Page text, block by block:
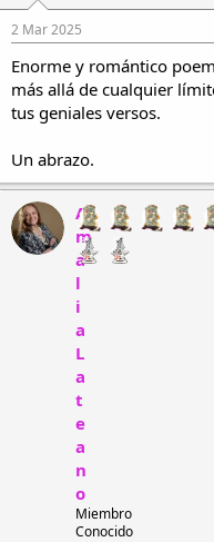
n
e
s
:
2 Mar 2025
Enorme y romántico
más allá de cualquier
tus geniales versos.
Un abrazo.
A
m
a
l
i
a
L
a
t
e
a
n
o
Miembro
Conocido